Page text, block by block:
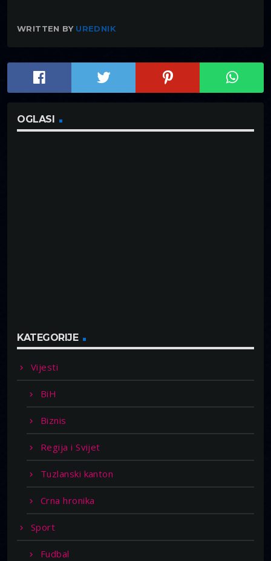
WRITTEN BY UREDNIK
OGLASI
KATEGORIJE
Vijesti
BiH
Biznis
Regija i Svijet
Tuzlanski kanton
Crna hronika
Sport
Fudbal